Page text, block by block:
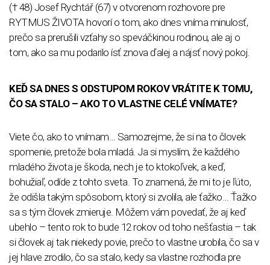
(† 48) Josef Rychtář (67) v otvorenom rozhovore pre
RYTMUS ŽIVOTA hovorí o tom, ako dnes vníma minulosť,
prečo sa prerušili vzťahy so speváčkinou rodinou, ale aj o
tom, ako sa mu podarilo ísť znova ďalej a nájsť nový pokoj.
KEĎ SA DNES S ODSTUPOM ROKOV VRÁTITE K TOMU,
ČO SA STALO – AKO TO VLASTNE CELÉ VNÍMATE?
Viete čo, ako to vnímam… Samozrejme, že si na to človek
spomenie, pretože bola mladá. Ja si myslím, že každého
mladého života je škoda, nech je to ktokoľvek, a keď,
bohužiaľ, odíde z tohto sveta. To znamená, že mi to je ľúto,
že odišla takým spôsobom, ktorý si zvolila, ale ťažko… Ťažko
sa s tým človek zmieruje. Môžem vám povedať, že aj keď
ubehlo – tento rok to bude 12 rokov od toho nešťastia – tak
si človek aj tak niekedy povie, prečo to vlastne urobila, čo sa v
jej hlave zrodilo, čo sa stalo, kedy sa vlastne rozhodla pre